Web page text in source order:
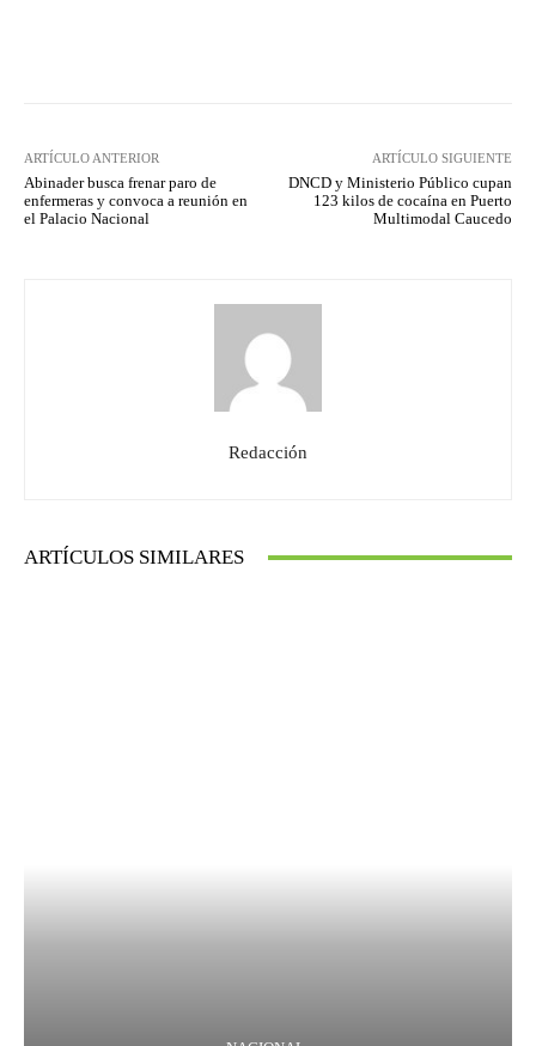
ARTÍCULO ANTERIOR
Abinader busca frenar paro de
enfermeras y convoca a reunión en
el Palacio Nacional
ARTÍCULO SIGUIENTE
DNCD y Ministerio Público cupan
123 kilos de cocaína en Puerto
Multimodal Caucedo
Redacción
ARTÍCULOS SIMILARES